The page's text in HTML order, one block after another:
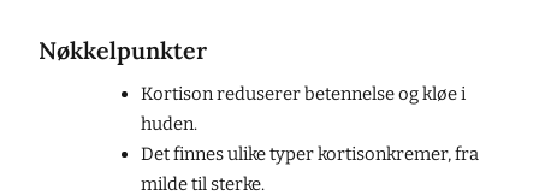
Nøkkelpunkter
Kortison reduserer betennelse og kløe i
huden.
Det finnes ulike typer kortisonkremer, fra
milde til sterke.